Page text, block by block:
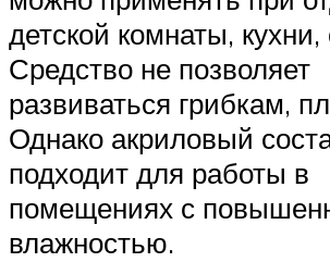
детской комнаты,
Средство не позволяет
развиваться грибкам,
Однако акриловый
подходит для работы в
помещениях с
влажностью.